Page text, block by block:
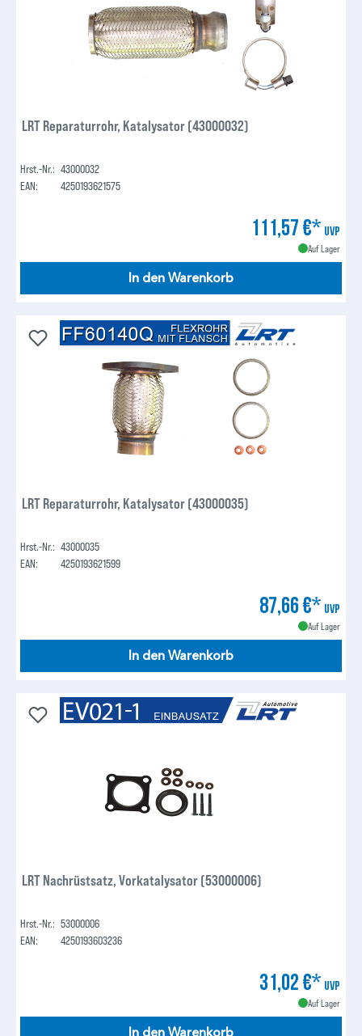
LRT Reparaturrohr, Katalysator (43000032)
Hrst.-Nr.: 43000032
EAN:
4250193621575
111,57 €* UVP
Auf Lager
In den Warenkorb
LRT Reparaturrohr, Katalysator (43000035)
Hrst.-Nr.: 43000035
EAN:
4250193621599
87,66 €* UVP
Auf Lager
In den Warenkorb
LRT Nachrüstsatz, Vorkatalysator (53000006)
Hrst.-Nr.: 53000006
EAN:
4250193603236
31,02 €* UVP
Auf Lager